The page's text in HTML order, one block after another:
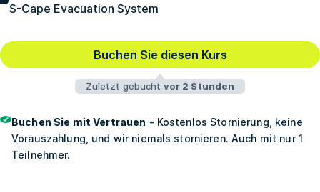
S-Cape Evacuation System
Buchen Sie diesen Kurs
Zuletzt gebucht vor 2 Stunden
Buchen Sie mit Vertrauen - Kostenlos Stornierung, keine
Vorauszahlung, und wir niemals stornieren. Auch mit nur 1
Teilnehmer.